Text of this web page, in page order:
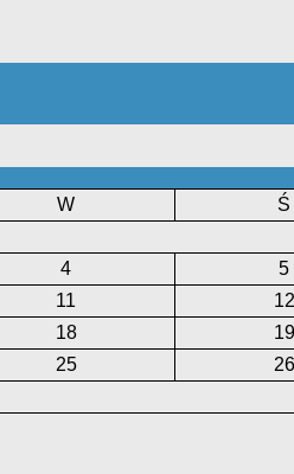
W Ś
4 5
11 12
18 19
25 26